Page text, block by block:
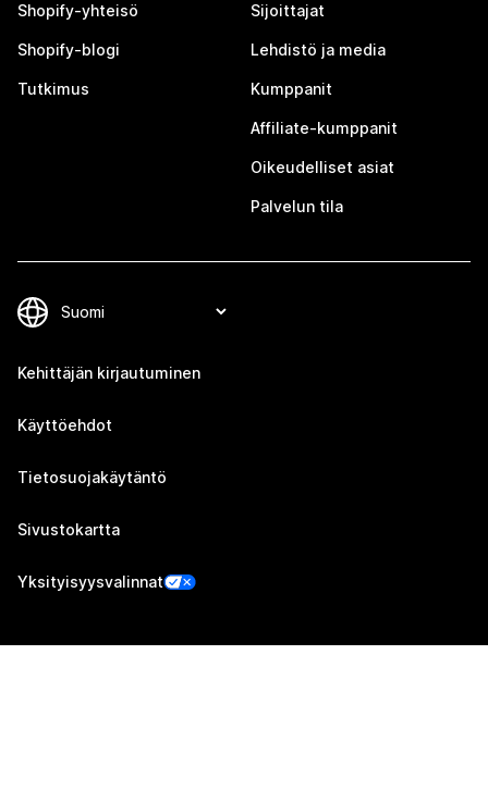
Shopify-yhteisö
Shopify-blogi
Tutkimus
Sijoittajat
Lehdistö ja media
Kumppanit
Affiliate-kumppanit
Oikeudelliset asiat
Palvelun tila
Kehittäjän kirjautuminen
Käyttöehdot
Tietosuojakäytäntö
Sivustokartta
Yksityisyysvalinnat